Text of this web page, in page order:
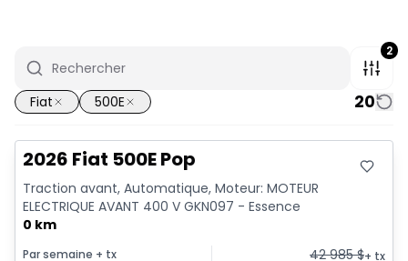
2
Fiat 500E 20
2026 Fiat 500E Pop
Traction avant, Automatique, Moteur: MOTEUR
ELECTRIQUE AVANT 400 V GKN097 - Essence
0 km
Par semaine + tx 42 985$+ tx